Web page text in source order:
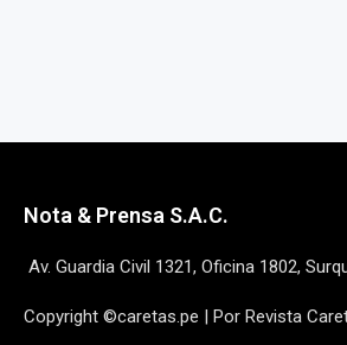
Nota & Prensa S.A.C.
Av. Guardia Civil 1321, Oficina 1802,
Copyright ©caretas.pe | Por Revista